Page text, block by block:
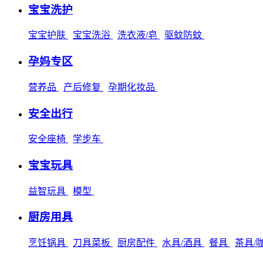
宝宝洗护
宝宝护肤 宝宝洗浴 洗衣液/皂 驱蚊防蚊
孕妈专区
营养品 产后修复 孕期化妆品
安全出行
安全座椅 学步车
宝宝玩具
益智玩具 模型
厨房用具
烹饪锅具 刀具菜板 厨房配件 水具/酒具 餐具 茶具/